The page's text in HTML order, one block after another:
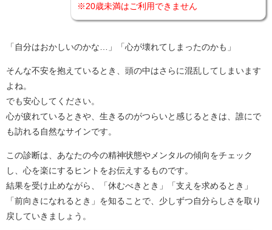
※20歳未満はご利用できません
「自分はおかしいのかな…」「心が壊れてしまったのかも」
そんな不安を抱えているとき、頭の中はさらに混乱してしまいます
よね。
でも安心してください。
心が疲れているときや、生きるのがつらいと感じるときは、誰にで
も訪れる自然なサインです。
この診断は、あなたの今の精神状態やメンタルの傾向をチェック
し、心を楽にするヒントをお伝えするものです。
結果を受け止めながら、「休むべきとき」「支えを求めるとき」
「前向きになれるとき」を知ることで、少しずつ自分らしさを取り
戻していきましょう。